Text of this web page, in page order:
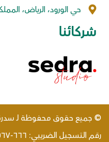
حي الورود، الرياض،
شركائنا
© جميع حقوق محفوظة لـ سدرة
رقم التسجيل الضريبي: ٦٦٦-٥٦٧-٦١٨